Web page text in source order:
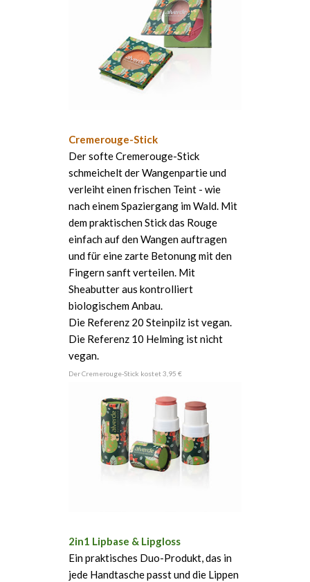
Cremerouge-Stick
Der softe Cremerouge-Stick
schmeichelt der Wangenpartie und
verleiht einen frischen Teint - wie
nach einem Spaziergang im Wald. Mit
dem praktischen Stick das Rouge
einfach auf den Wangen auftragen
und für eine zarte Betonung mit den
Fingern sanft verteilen. Mit
Sheabutter aus kontrolliert
biologischem Anbau.
Die Referenz 20 Steinpilz ist vegan.
Die Referenz 10 Helming ist nicht
vegan.
Der Cremerouge-Stick kostet 3,95 €
2in1 Lipbase & Lipgloss
Ein praktisches Duo-Produkt, das in
jede Handtasche passt und die Lippen